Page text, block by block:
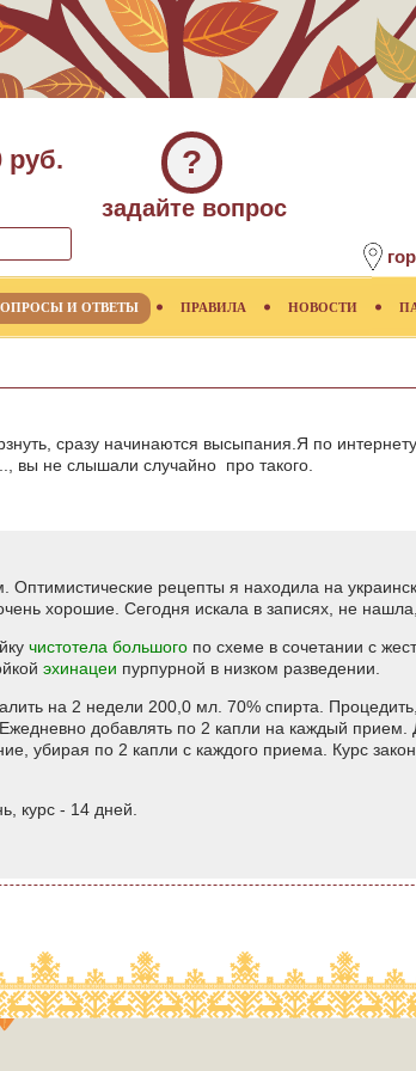
руб. ?
задайте вопрос
И ОТВЕТЫ ПРАВИЛА НОВОСТИ
сразу начинаются высыпания.Я по
вы не слышали случайно про такого.
рецепты я находила на
хорошие. Сегодня искала в записях, не
чистотела большого по схеме в сочетании с
эхинацеи пурпурной в низком разведении.
на 2 недели 200,0 мл. 70% спирта.
добавлять по 2 капли на каждый прием.
убирая по 2 капли с каждого приема. Курс
курс - 14 дней.